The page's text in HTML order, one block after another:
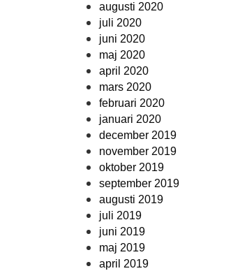
augusti 2020
juli 2020
juni 2020
maj 2020
april 2020
mars 2020
februari 2020
januari 2020
december 2019
november 2019
oktober 2019
september 2019
augusti 2019
juli 2019
juni 2019
maj 2019
april 2019